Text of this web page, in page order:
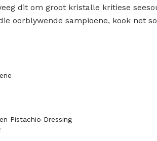
dit om groot kristalle kritiese
oorblywende sampioene, kook net
Pistachio Dressing